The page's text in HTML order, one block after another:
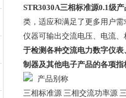
STR3030A三相标准源0.1级产
类，适应和满足了更多用户需
仪器可输出交流电压、电流
于检测各种交流电力数字仪
制器及其他电子产品的各项
产品别称
三相标准源 三相交流功率源